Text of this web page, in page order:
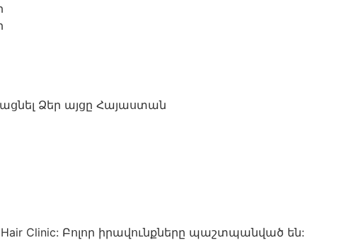
Ձեր այցը Հայաստան
Hair Clinic: Բոլոր իրավունքները պաշտպանված են: